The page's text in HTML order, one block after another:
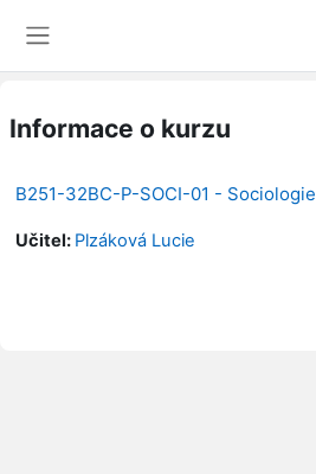
Informace o kurzu
B251-32BC-P-SOCI-01 - Sociologie
Učitel: Plzáková Lucie